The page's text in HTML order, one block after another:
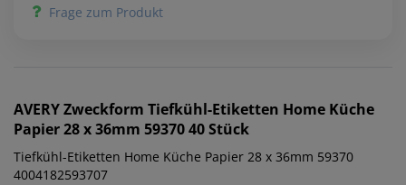
Frage zum Produkt
AVERY Zweckform Tiefkühl-Etiketten Home Küche
Papier 28 x 36mm 59370 40 Stück
Tiefkühl-Etiketten Home Küche Papier 28 x 36mm 59370
4004182593707